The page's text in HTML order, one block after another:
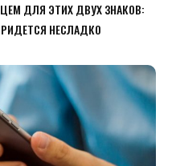
ДЛЯ ЭТИХ ДВУХ ЗНАКОВ:
НЕСЛАДКО